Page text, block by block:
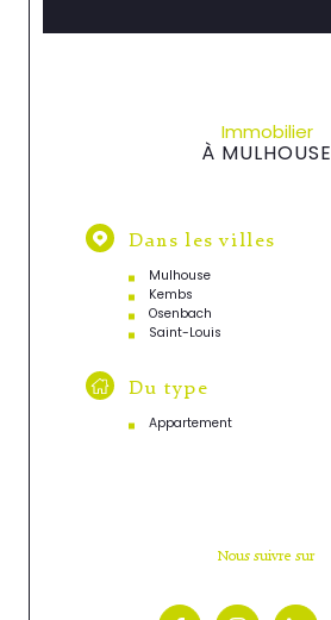
Immobilier
À MULHOUSE
Dans les villes
Mulhouse
Kembs
Osenbach
Saint-Louis
Du type
Appartement
Nous suivre sur